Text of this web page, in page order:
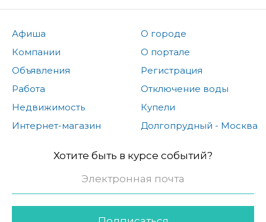
Афиша
Компании
Объявления
Работа
Недвижимость
Интернет-магазин
О городе
О портале
Регистрация
Отключение воды
Купели
Долгопрудный - Москва
Хотите быть в курсе событий?